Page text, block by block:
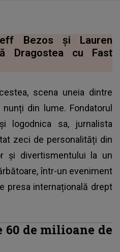
Bezos și Lauren
Dragostea cu Fast
scena uneia dintre
din lume. Fondatorul
logodnica sa, jurnalista
zeci de personalități din
și divertismentului la un
într-un eveniment
presa internațională drept
60 de milioane de